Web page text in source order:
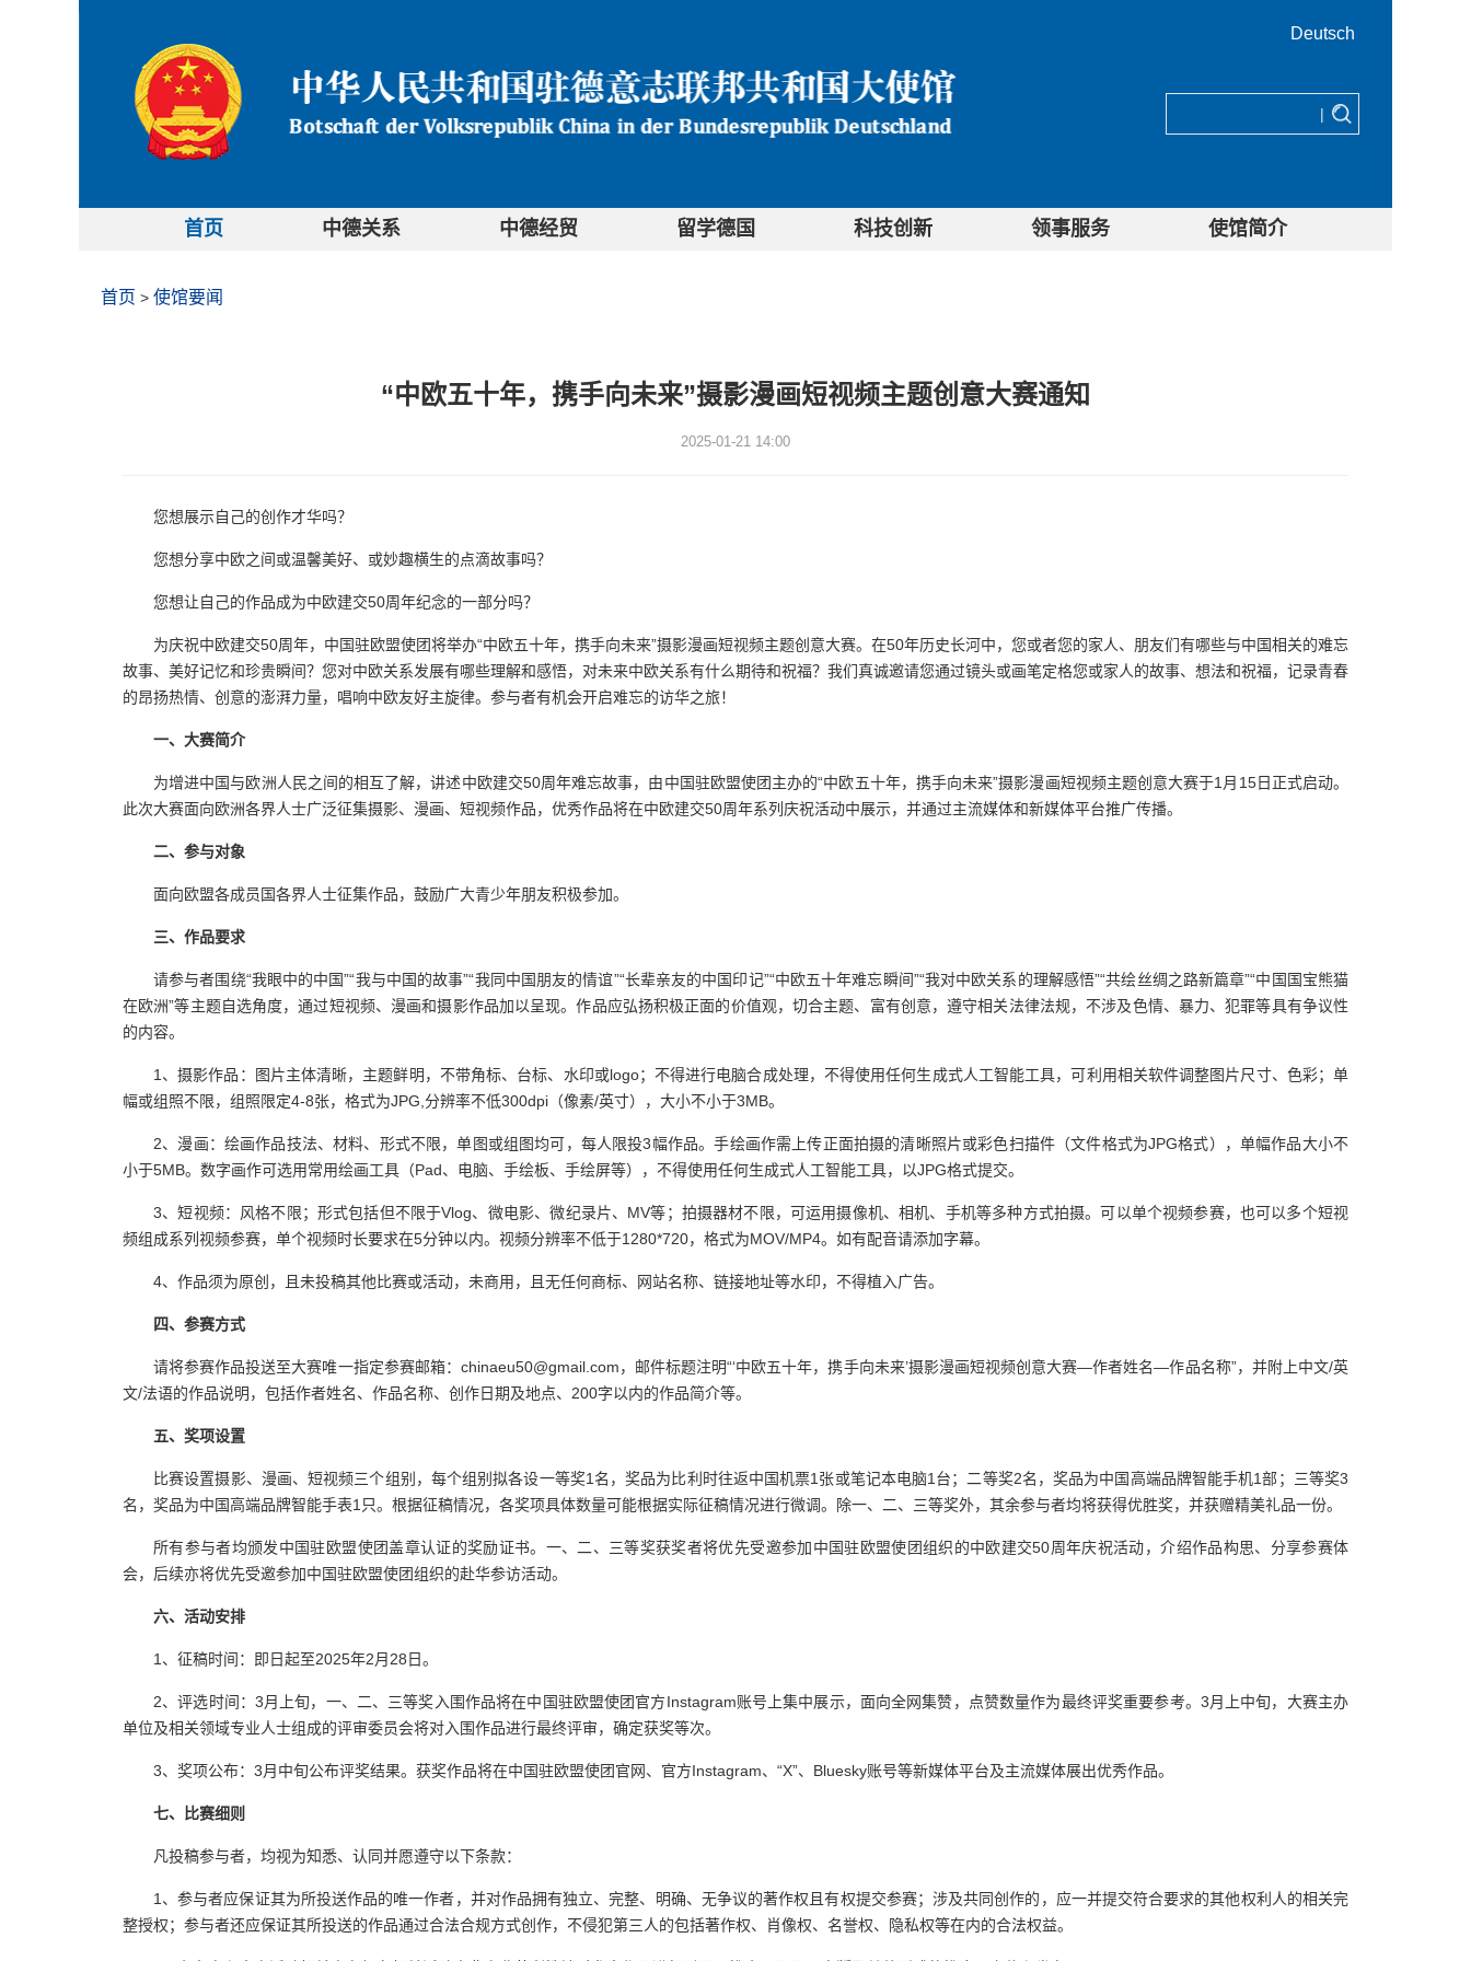
Deutsch
|
首页 中德关系 中德经贸 留学德国 科技创新 领事服务 使馆简介
首页 > 使馆要闻
“中欧五十年，携手向未来”摄影漫画短视频主题创意大赛通知
2025-01-21 14:00
您想展示自己的创作才华吗？
您想分享中欧之间或温馨美好、或妙趣横生的点滴故事吗？
您想让自己的作品成为中欧建交50周年纪念的一部分吗？
为庆祝中欧建交50周年，中国驻欧盟使团将举办“中欧五十年，携手向未来”摄影漫画短视频主题创意大赛。在50年历史长河中，您或者您的家人、朋友们有哪些与中国相关的难忘
故事、美好记忆和珍贵瞬间？您对中欧关系发展有哪些理解和感悟，对未来中欧关系有什么期待和祝福？我们真诚邀请您通过镜头或画笔定格您或家人的故事、想法和祝福，记录青春
的昂扬热情、创意的澎湃力量，唱响中欧友好主旋律。参与者有机会开启难忘的访华之旅！
一、大赛简介
为增进中国与欧洲人民之间的相互了解，讲述中欧建交50周年难忘故事，由中国驻欧盟使团主办的“中欧五十年，携手向未来”摄影漫画短视频主题创意大赛于1月15日正式启动。
此次大赛面向欧洲各界人士广泛征集摄影、漫画、短视频作品，优秀作品将在中欧建交50周年系列庆祝活动中展示，并通过主流媒体和新媒体平台推广传播。
二、参与对象
面向欧盟各成员国各界人士征集作品，鼓励广大青少年朋友积极参加。
三、作品要求
请参与者围绕“我眼中的中国”“我与中国的故事”“我同中国朋友的情谊”“长辈亲友的中国印记”“中欧五十年难忘瞬间”“我对中欧关系的理解感悟”“共绘丝绸之路新篇章”“中国国宝熊猫
在欧洲”等主题自选角度，通过短视频、漫画和摄影作品加以呈现。作品应弘扬积极正面的价值观，切合主题、富有创意，遵守相关法律法规，不涉及色情、暴力、犯罪等具有争议性
的内容。
1、摄影作品：图片主体清晰，主题鲜明，不带角标、台标、水印或logo；不得进行电脑合成处理，不得使用任何生成式人工智能工具，可利用相关软件调整图片尺寸、色彩；单
幅或组照不限，组照限定4-8张，格式为JPG,分辨率不低300dpi（像素/英寸），大小不小于3MB。
2、漫画：绘画作品技法、材料、形式不限，单图或组图均可，每人限投3幅作品。手绘画作需上传正面拍摄的清晰照片或彩色扫描件（文件格式为JPG格式），单幅作品大小不
小于5MB。数字画作可选用常用绘画工具（Pad、电脑、手绘板、手绘屏等），不得使用任何生成式人工智能工具，以JPG格式提交。
3、短视频：风格不限；形式包括但不限于Vlog、微电影、微纪录片、MV等；拍摄器材不限，可运用摄像机、相机、手机等多种方式拍摄。可以单个视频参赛，也可以多个短视
频组成系列视频参赛，单个视频时长要求在5分钟以内。视频分辨率不低于1280*720，格式为MOV/MP4。如有配音请添加字幕。
4、作品须为原创，且未投稿其他比赛或活动，未商用，且无任何商标、网站名称、链接地址等水印，不得植入广告。
四、参赛方式
请将参赛作品投送至大赛唯一指定参赛邮箱：chinaeu50@gmail.com，邮件标题注明“‘中欧五十年，携手向未来’摄影漫画短视频创意大赛—作者姓名—作品名称”，并附上中文/英
文/法语的作品说明，包括作者姓名、作品名称、创作日期及地点、200字以内的作品简介等。
五、奖项设置
比赛设置摄影、漫画、短视频三个组别，每个组别拟各设一等奖1名，奖品为比利时往返中国机票1张或笔记本电脑1台；二等奖2名，奖品为中国高端品牌智能手机1部；三等奖3
名，奖品为中国高端品牌智能手表1只。根据征稿情况，各奖项具体数量可能根据实际征稿情况进行微调。除一、二、三等奖外，其余参与者均将获得优胜奖，并获赠精美礼品一份。
所有参与者均颁发中国驻欧盟使团盖章认证的奖励证书。一、二、三等奖获奖者将优先受邀参加中国驻欧盟使团组织的中欧建交50周年庆祝活动，介绍作品构思、分享参赛体
会，后续亦将优先受邀参加中国驻欧盟使团组织的赴华参访活动。
六、活动安排
1、征稿时间：即日起至2025年2月28日。
2、评选时间：3月上旬，一、二、三等奖入围作品将在中国驻欧盟使团官方Instagram账号上集中展示，面向全网集赞，点赞数量作为最终评奖重要参考。3月上中旬，大赛主办
单位及相关领域专业人士组成的评审委员会将对入围作品进行最终评审，确定获奖等次。
3、奖项公布：3月中旬公布评奖结果。获奖作品将在中国驻欧盟使团官网、官方Instagram、“X”、Bluesky账号等新媒体平台及主流媒体展出优秀作品。
七、比赛细则
凡投稿参与者，均视为知悉、认同并愿遵守以下条款：
1、参与者应保证其为所投送作品的唯一作者，并对作品拥有独立、完整、明确、无争议的著作权且有权提交参赛；涉及共同创作的，应一并提交符合要求的其他权利人的相关完
整授权；参与者还应保证其所投送的作品通过合法合规方式创作，不侵犯第三人的包括著作权、肖像权、名誉权、隐私权等在内的合法权益。